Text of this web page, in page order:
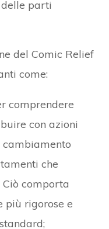
parti
del Comic Relief
come:
comprendere
con azioni
cambiamento
che
comporta
più rigorose e